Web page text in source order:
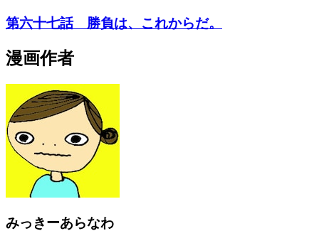
第六十七話 勝負は、これからだ。
漫画作者
みっきーあらなわ